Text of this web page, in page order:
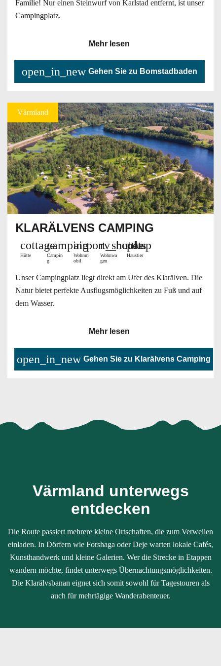
Familie! Nur einen Steinwurf von Karlstad entfernt, ist unser
Campingplatz.
Mehr lesen
open_in_new Gehen Sie zu Bomstadbaden
Värmland
KLARÄLVENS CAMPING
cottage
Hütte
camping
Campin
g
airport_shuttle
Wohnm
obil
rv_hookup
Wohnwa
gen
pets
Haustier
Unser Campingplatz liegt direkt am Ufer des Klarälven. Die
Natur bietet perfekte Ausflugsmöglichkeiten zu Fuß und auf
dem Wasser.
Mehr lesen
open_in_new Gehen Sie zu Klarälvens Camping
Värmland unterwegs
entdecken
Die Route passiert mehrere kleine Ortschaften, die zum Verweilen
einladen. In Dörfern wie Forshaga oder Deje warten lokale Cafés,
Kunsthandwerk und kleine Galerien. Wer die Strecke in Etappen
wandern möchte, findet unterwegs Übernachtungsmöglichkeiten.
Die Klarälvsbanan eignet sich somit sowohl für Tagestouren als
auch für mehrtägige Wanderabenteuer.